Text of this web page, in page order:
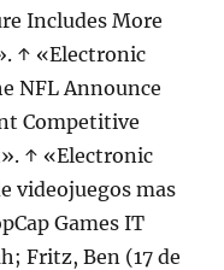
Includes More
↑ «Electronic
NFL Announce
Competitive
↑ «Electronic
videojuegos mas
Games IT
Fritz, Ben (17 de